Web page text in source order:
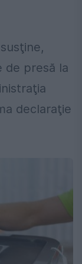
de presă la
declaraţie